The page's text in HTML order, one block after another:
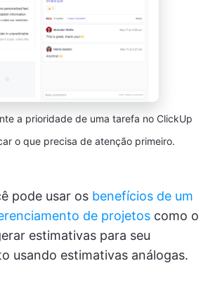
a prioridade de uma tarefa no ClickUp
o que precisa de atenção primeiro.
pode usar os benefícios de um
de projetos como o
estimativas para seu
usando estimativas análogas.